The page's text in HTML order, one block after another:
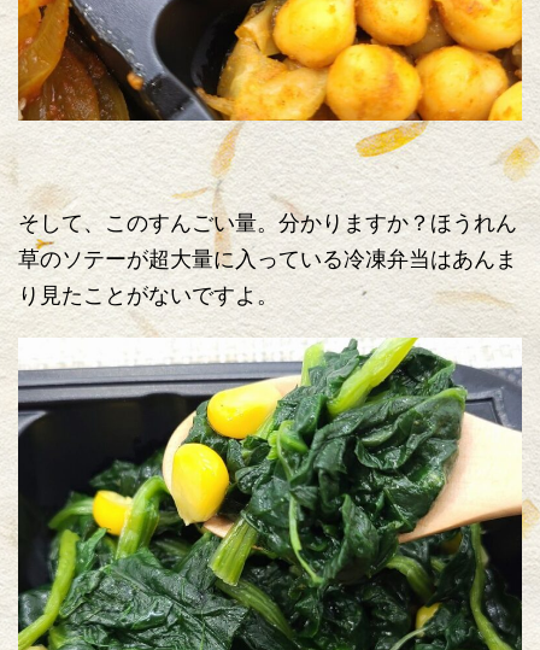
そして、このすんごい量。分かりますか？ほうれん
草のソテーが超大量に入っている冷凍弁当はあんま
り見たことがないですよ。